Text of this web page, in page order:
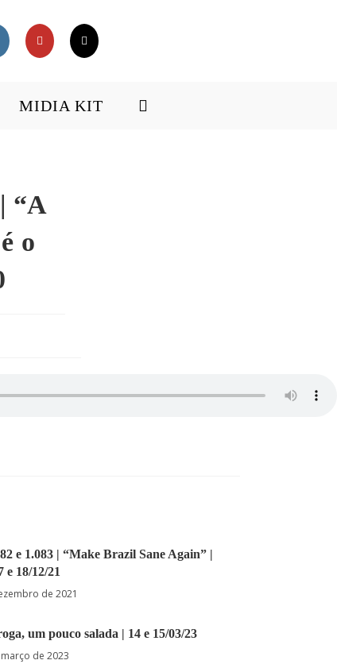
MIDIA KIT
“A
o
e 1.083 | “Make Brazil Sane Again” |
e 18/12/21
de 2021
um pouco salada | 14 e 15/03/23
de 2023